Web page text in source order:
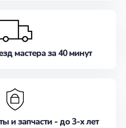
мастера за 40 минут
и запчасти - до 3-х лет